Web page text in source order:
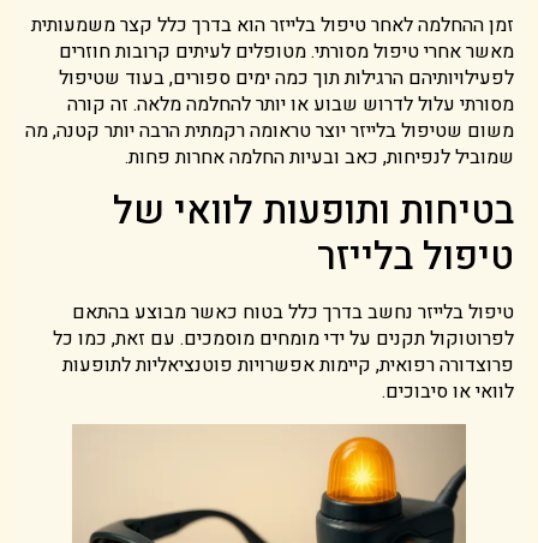
זמן ההחלמה לאחר טיפול בלייזר הוא בדרך כלל קצר משמעותית
מאשר אחרי טיפול מסורתי. מטופלים לעיתים קרובות חוזרים
לפעילויותיהם הרגילות תוך כמה ימים ספורים, בעוד שטיפול
מסורתי עלול לדרוש שבוע או יותר להחלמה מלאה. זה קורה
משום שטיפול בלייזר יוצר טראומה רקמתית הרבה יותר קטנה, מה
שמוביל לנפיחות, כאב ובעיות החלמה אחרות פחות.
בטיחות ותופעות לוואי של
טיפול בלייזר
טיפול בלייזר נחשב בדרך כלל בטוח כאשר מבוצע בהתאם
לפרוטוקול תקנים על ידי מומחים מוסמכים. עם זאת, כמו כל
פרוצדורה רפואית, קיימות אפשרויות פוטנציאליות לתופעות
לוואי או סיבוכים.